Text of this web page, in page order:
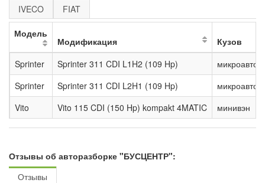
IVECO
FIAT
Модель
Модификация
Кузов
Sprinter
Sprinter 311 CDI L1H2 (109 Hp)
Sprinter
Sprinter 311 CDI L2H1 (109 Hp)
Vito
Vito 115 CDI (150 Hp) kompakt 4MATIC минивэн
Отзывы об авторазборке "БУСЦЕНТР":
Отзывы